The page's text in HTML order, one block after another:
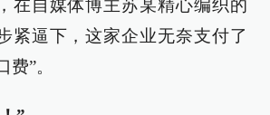
在自媒体博主苏某精心编织的
紧逼下，这家企业无奈支付了
费”。